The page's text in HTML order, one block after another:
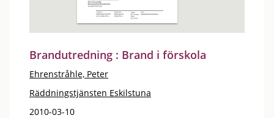
Brandutredning : Brand i förskola
Ehrenstråhle, Peter
Räddningstjänsten Eskilstuna
2010-03-10